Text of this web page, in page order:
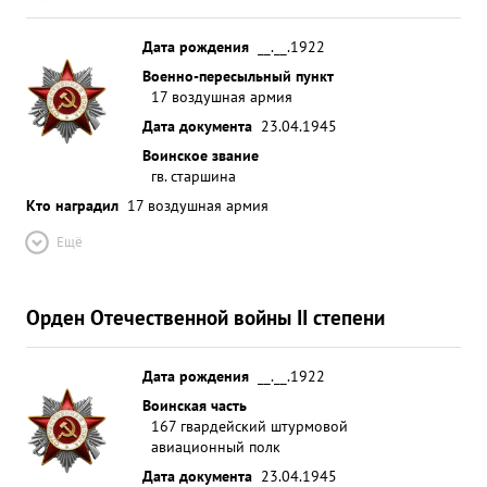
Дата рождения
__.__.1922
Военно-пересыльный пункт
17 воздушная армия
Дата документа 23.04.1945
Воинское звание
гв. старшина
Кто наградил 17 воздушная армия
Ещё
Орден Отечественной войны II степени
Дата рождения
__.__.1922
Воинская часть
167 гвардейский штурмовой
авиационный полк
Дата документа 23.04.1945